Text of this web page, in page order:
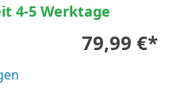
4-5 Werktage
79,99 €*